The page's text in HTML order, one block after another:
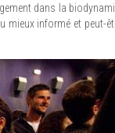
dans la
mieux informé et peut-